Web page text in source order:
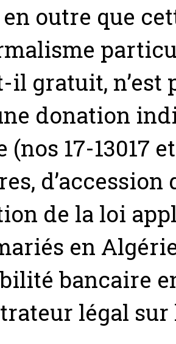
outre que
il gratuit, n’est
donation
(nos 17-13017
d’accession
de la loi
en
bancaire
légal